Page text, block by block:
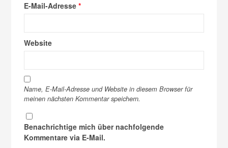
E-Mail-Adresse*
Website
Name, E-Mail-Adresse und Website in diesem Browser für
meinen nächsten Kommentar speichern.
Benachrichtige mich über nachfolgende
Kommentare via E-Mail.